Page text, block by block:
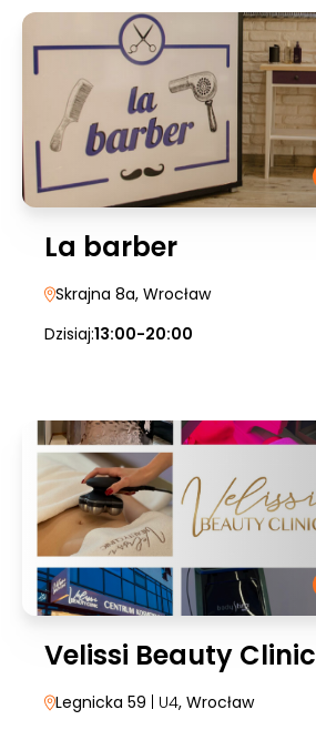
La barber
Skrajna 8a, Wrocław
Dzisiaj:13:00-20:00
Velissi Beauty Clinic
Legnicka 59 | U4, Wrocław